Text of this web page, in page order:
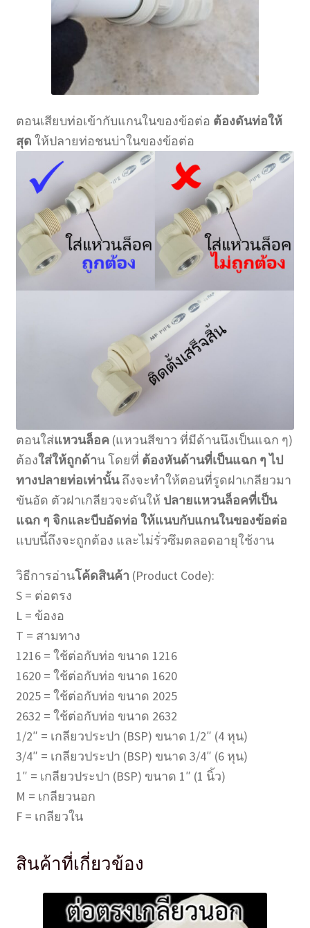
ตอนเสียบท่อเข้ากับแกนในของข้อต่อ ต้องดันท่อให้
สุด ให้ปลายท่อชนบ่าในของข้อต่อ
ตอนใส่แหวนล็อค(แหวนสีขาว ที่มีด้านนึงเป็นแฉก ๆ)
ต้องใส่ให้ถูกด้าน โดยที่ ต้องหันด้านที่เป็นแฉก ๆ ไป
ทางปลายท่อเท่านั้นถึงจะทำให้ตอนที่รูดฝาเกลียวมา
ขันอัด ตัวฝาเกลียวจะดันให้ ปลายแหวนล็อคที่เป็น
แฉก ๆ จิกและบีบอัดท่อ ให้แนบกับแกนในของข้อต่อ
แบบนี้ถึงจะถูกต้อง และไม่รั่วซึมตลอดอายุใช้งาน
วิธีการอ่านโค้ดสินค้า (Product Code):
S = ต่อตรง
L = ข้องอ
T = สามทาง
1216 = ใช้ต่อกับท่อ ขนาด 1216
1620 = ใช้ต่อกับท่อ ขนาด 1620
2025 = ใช้ต่อกับท่อ ขนาด 2025
2632 = ใช้ต่อกับท่อ ขนาด 2632
1/2″ = เกลียวประปา (BSP) ขนาด 1/2″ (4 หุน)
3/4″ = เกลียวประปา (BSP) ขนาด 3/4″ (6 หุน)
1″ = เกลียวประปา (BSP) ขนาด 1″ (1 นิ้ว)
M = เกลียวนอก
F = เกลียวใน
สินค้าที่เกี่ยวข้อง